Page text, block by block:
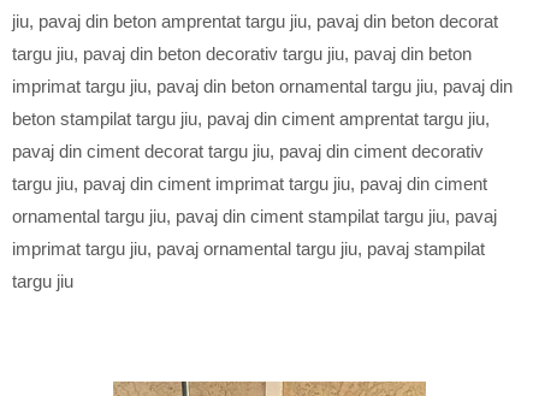
jiu, pavaj din beton amprentat targu jiu, pavaj din beton decorat
targu jiu, pavaj din beton decorativ targu jiu, pavaj din beton
imprimat targu jiu, pavaj din beton ornamental targu jiu, pavaj din
beton stampilat targu jiu, pavaj din ciment amprentat targu jiu,
pavaj din ciment decorat targu jiu, pavaj din ciment decorativ
targu jiu, pavaj din ciment imprimat targu jiu, pavaj din ciment
ornamental targu jiu, pavaj din ciment stampilat targu jiu, pavaj
imprimat targu jiu, pavaj ornamental targu jiu, pavaj stampilat
targu jiu